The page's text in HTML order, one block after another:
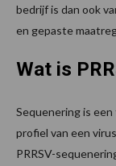
bedrijf is dan ook
en gepaste
Wat is
Sequenering is
profiel van een
PRRSV-